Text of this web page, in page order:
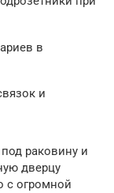
в
и
раковину и
дверцу
с огромной